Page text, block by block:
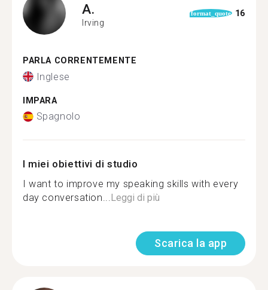
A.
Irving
format_quote 16
PARLA CORRENTEMENTE
Inglese
IMPARA
Spagnolo
I miei obiettivi di studio
I want to improve my speaking skills with every
day conversation...Leggi di più
Scarica la app